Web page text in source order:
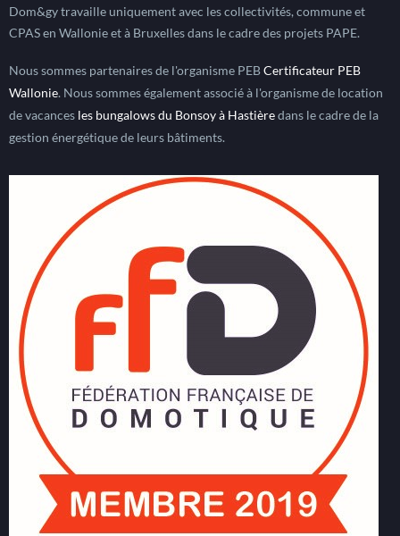
Dom&gy travaille uniquement avec les collectivités, commune et
CPAS en Wallonie et à Bruxelles dans le cadre des projets PAPE.
Nous sommes partenaires de l'organisme PEBCertificateur PEB
Wallonie. Nous sommes également associé à l'organisme de location
de vacances les bungalows du Bonsoy à Hastièredans le cadre de la
gestion énergétique de leurs bâtiments.